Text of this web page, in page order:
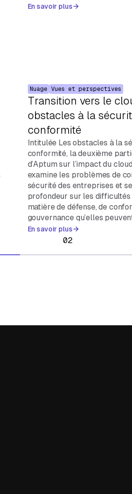
En savoir plus
Nuage Vues et perspectives
Transition vers le
obstacles à la
conformité
Intitulée Les obstacles à la
conformité, la deuxième
d’Aptum sur l’impact du
examine les problèmes de
sécurité des entreprises et
profondeur sur les difficultés
matière de défense, de
gouvernance qu’elles
En savoir plus
02